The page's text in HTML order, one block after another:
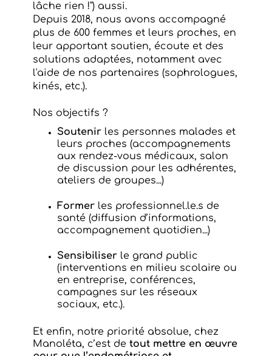
lâche rien !") aussi.
Depuis 2018, nous avons accompagné
plus de 600 femmes et leurs proches, en
leur apportant soutien, écoute et des
solutions adaptées, notamment avec
l'aide de nos partenaires (sophrologues,
kinés, etc.).
Nos objectifs ?
Soutenir les personnes malades et
leurs proches (accompagnements
aux rendez-vous médicaux, salon
de discussion pour les adhérentes,
ateliers de groupes...)
Former les professionnel.le.s de
santé (diffusion d’informations,
accompagnement quotidien...)
Sensibiliser le grand public
(interventions en milieu scolaire ou
en entreprise, conférences,
campagnes sur les réseaux
sociaux, etc.).
Et enfin, notre priorité absolue, chez
Manoléta, c’est de tout mettre en œuvre